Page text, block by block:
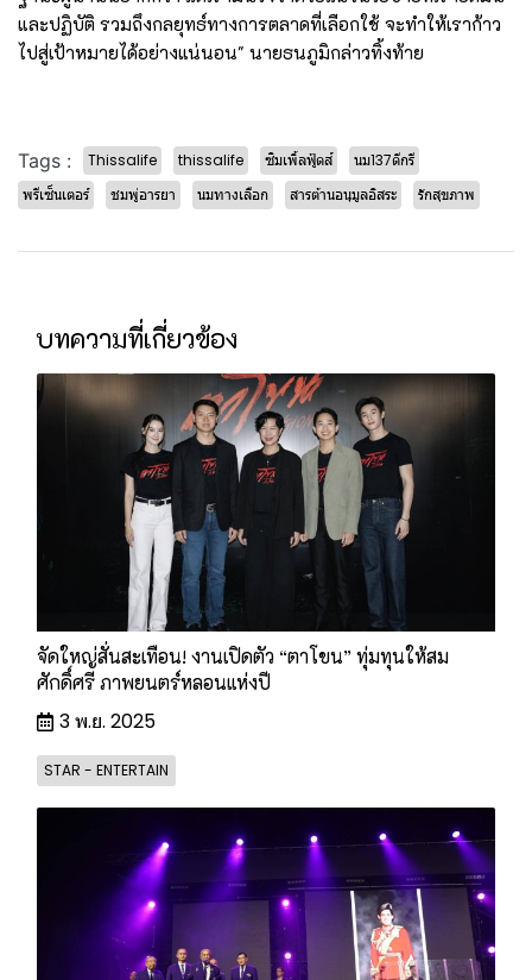
และปฏิบัติ รวมถึงกลยุทธ์ทางการตลาดที่เลือกใช้ จะทำให้เราก้าว
ไปสู่เป้าหมายได้อย่างแน่นอน" นายธนภูมิกล่าวทิ้งท้าย
Tags : Thissalife thissalife ซิมเพิ้ลฟู้ดส์
นม137ดีกรี
พรีเซ็นเตอร์
ชมพู่อารยา นมทางเลือก สารต้านอนุมูลอิสระ รักสุขภาพ
บทความที่เกี่ยวข้อง
จัดใหญ่สั่นสะเทือน! งานเปิดตัว “ตาโขน” ทุ่มทุนให้สม
ศักดิ์ศรี ภาพยนตร์หลอนแห่งปี
3 พ.ย. 2025
STAR - ENTERTAIN